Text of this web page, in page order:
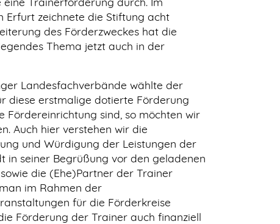
Erfurt zeichnete die Stiftung acht
des Förderzweckes hat die
Thema jetzt auch in der
Landesfachverbände wählte der
diese erstmalige dotierte Förderung
Fördereinrichtung sind, so möchten wir
Auch hier verstehen wir die
und Würdigung der Leistungen der
in seiner Begrüßung vor den geladenen
die (Ehe)Partner der Trainer
im Rahmen der
für die Förderkreise
Förderung der Trainer auch finanziell